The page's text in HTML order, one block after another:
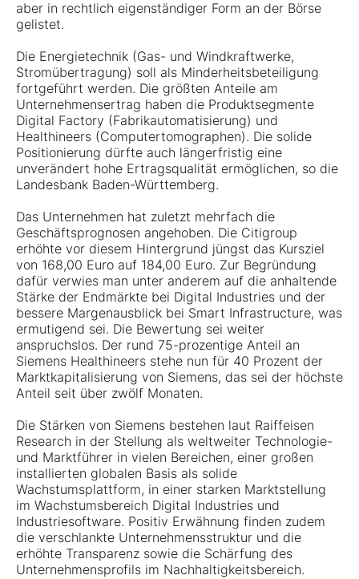
aber in rechtlich eigenständiger Form an der Börse
gelistet.
Die Energietechnik (Gas- und Windkraftwerke,
Stromübertragung) soll als Minderheitsbeteiligung
fortgeführt werden. Die größten Anteile am
Unternehmensertrag haben die Produktsegmente
Digital Factory (Fabrikautomatisierung) und
Healthineers (Computertomographen). Die solide
Positionierung dürfte auch längerfristig eine
unverändert hohe Ertragsqualität ermöglichen, so die
Landesbank Baden-Württemberg.
Das Unternehmen hat zuletzt mehrfach die
Geschäftsprognosen angehoben. Die Citigroup
erhöhte vor diesem Hintergrund jüngst das Kursziel
von 168,00 Euro auf 184,00 Euro. Zur Begründung
dafür verwies man unter anderem auf die anhaltende
Stärke der Endmärkte bei Digital Industries und der
bessere Margenausblick bei Smart Infrastructure, was
ermutigend sei. Die Bewertung sei weiter
anspruchslos. Der rund 75-prozentige Anteil an
Siemens Healthineers stehe nun für 40 Prozent der
Marktkapitalisierung von Siemens, das sei der höchste
Anteil seit über zwölf Monaten.
Die Stärken von Siemens bestehen laut Raiffeisen
Research in der Stellung als weltweiter Technologie-
und Marktführer in vielen Bereichen, einer großen
installierten globalen Basis als solide
Wachstumsplattform, in einer starken Marktstellung
im Wachstumsbereich Digital Industries und
Industriesoftware. Positiv Erwähnung finden zudem
die verschlankte Unternehmensstruktur und die
erhöhte Transparenz sowie die Schärfung des
Unternehmensprofils im Nachhaltigkeitsbereich.